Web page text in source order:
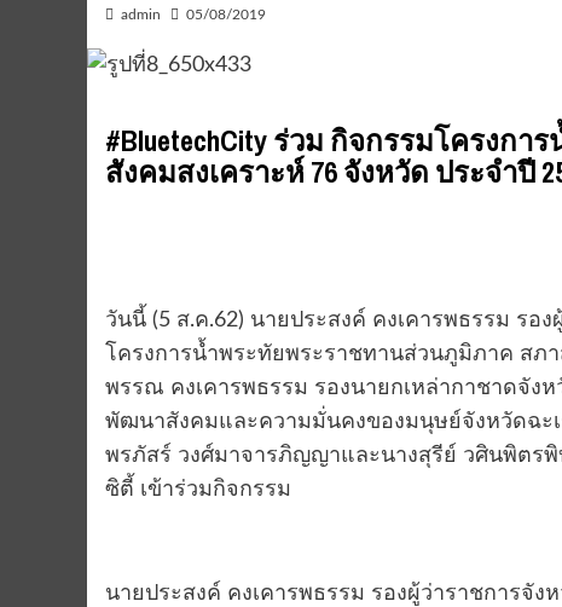
admin 05/08/2019
#BluetechCity ร่วม​ กิจกรรมโครงก
สังคมสงเคราะห์ 76 จังหวัด ประจำปี
วันนี้ (5 ส.ค.62) นายประสงค์ คงเคารพธรรม รอ
โครงการน้ำพระทัยพระราชทานส่วนภูมิภาค สภ
พรรณ คงเคารพธรรม รองนายกเหล่ากาชาดจัง
พัฒนาสังคมและความมั่นคงของมนุษย์จังหวัดฉะเ
พรภัสร์ วงศ์มาจารภิญญาและนางสุรีย์ วศินพิตร
ซิตี้ เข้าร่วมกิจกรรม
นายประสงค์ คงเคารพธรรม รองผู้ว่าราชการจัง